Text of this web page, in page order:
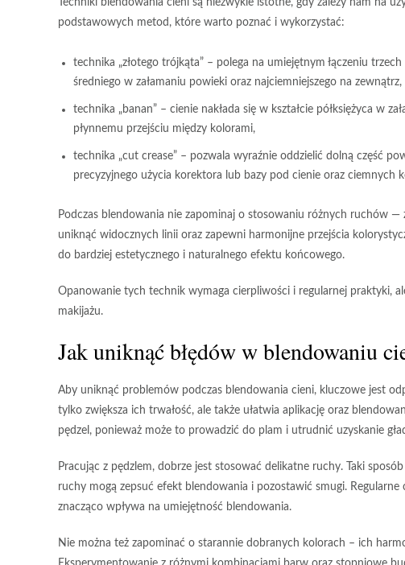
Techniki blendowania cieni są niezwykle istotne, gdy zależy nam na
podstawowych metod, które warto poznać i wykorzystać:
technika „złotego trójkąta” – polega na umiejętnym łączeniu
średniego w załamaniu powieki oraz najciemniejszego na zewnątrz,
technika „banan” – cienie nakłada się w kształcie półksiężyca w
płynnemu przejściu między kolorami,
technika „cut crease” – pozwala wyraźnie oddzielić dolną część
precyzyjnego użycia korektora lub bazy pod cienie oraz ciemnych
Podczas blendowania nie zapominaj o stosowaniu różnych ruchów
uniknąć widocznych linii oraz zapewni harmonijne przejścia
do bardziej estetycznego i naturalnego efektu końcowego.
Opanowanie tych technik wymaga cierpliwości i regularnej praktyki,
makijażu.
Jak uniknąć błędów w blendowaniu
Aby uniknąć problemów podczas blendowania cieni, kluczowe jest
tylko zwiększa ich trwałość, ale także ułatwia aplikację oraz
pędzel, ponieważ może to prowadzić do plam i utrudnić uzyskanie
Pracując z pędzlem, dobrze jest stosować delikatne ruchy. Taki
ruchy mogą zepsuć efekt blendowania i pozostawić smugi.
znacząco wpływa na umiejętność blendowania.
Nie można też zapominać o starannie dobranych kolorach – ich